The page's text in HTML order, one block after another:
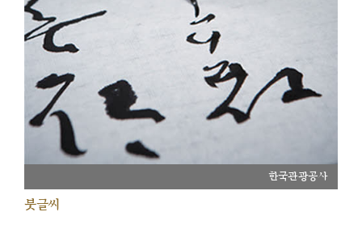
한국관광공사
붓글씨